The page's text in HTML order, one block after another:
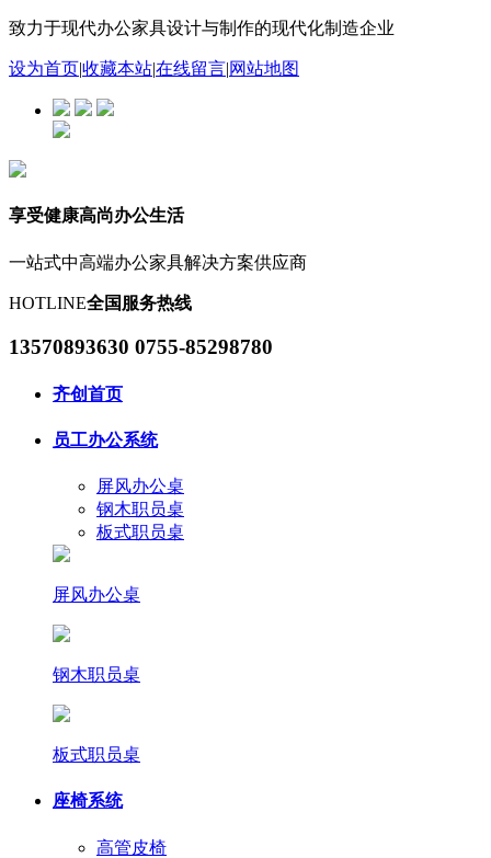
致力于现代办公家具设计与制作的现代化制造企业
设为首页|收藏本站|在线留言|网站地图
享受健康高尚办公生活
一站式中高端办公家具解决方案供应商
HOTLINE全国服务热线
13570893630 0755-85298780
齐创首页
员工办公系统
屏风办公桌
钢木职员桌
板式职员桌
屏风办公桌
钢木职员桌
板式职员桌
座椅系统
高管皮椅